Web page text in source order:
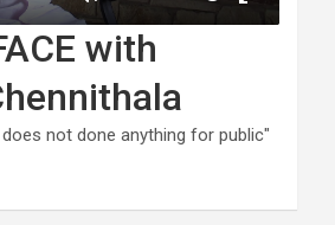
with
not done anything for public"